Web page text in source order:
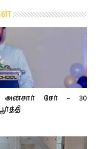
அன்சார் சேர் – 30